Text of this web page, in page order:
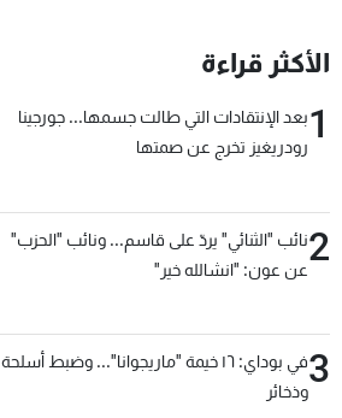
الأكثر قراءة
1بعد الإنتقادات التي طالت جسمها... جورجينا
رودريغيز تخرج عن صمتها
2نائب "الثنائي" يردّ على قاسم... ونائب "الحزب"
عن عون: "انشالله خير"
3
في بوداي: ١٦ خيمة "ماريجوانا"... وضبط أسلحة
وذخائر